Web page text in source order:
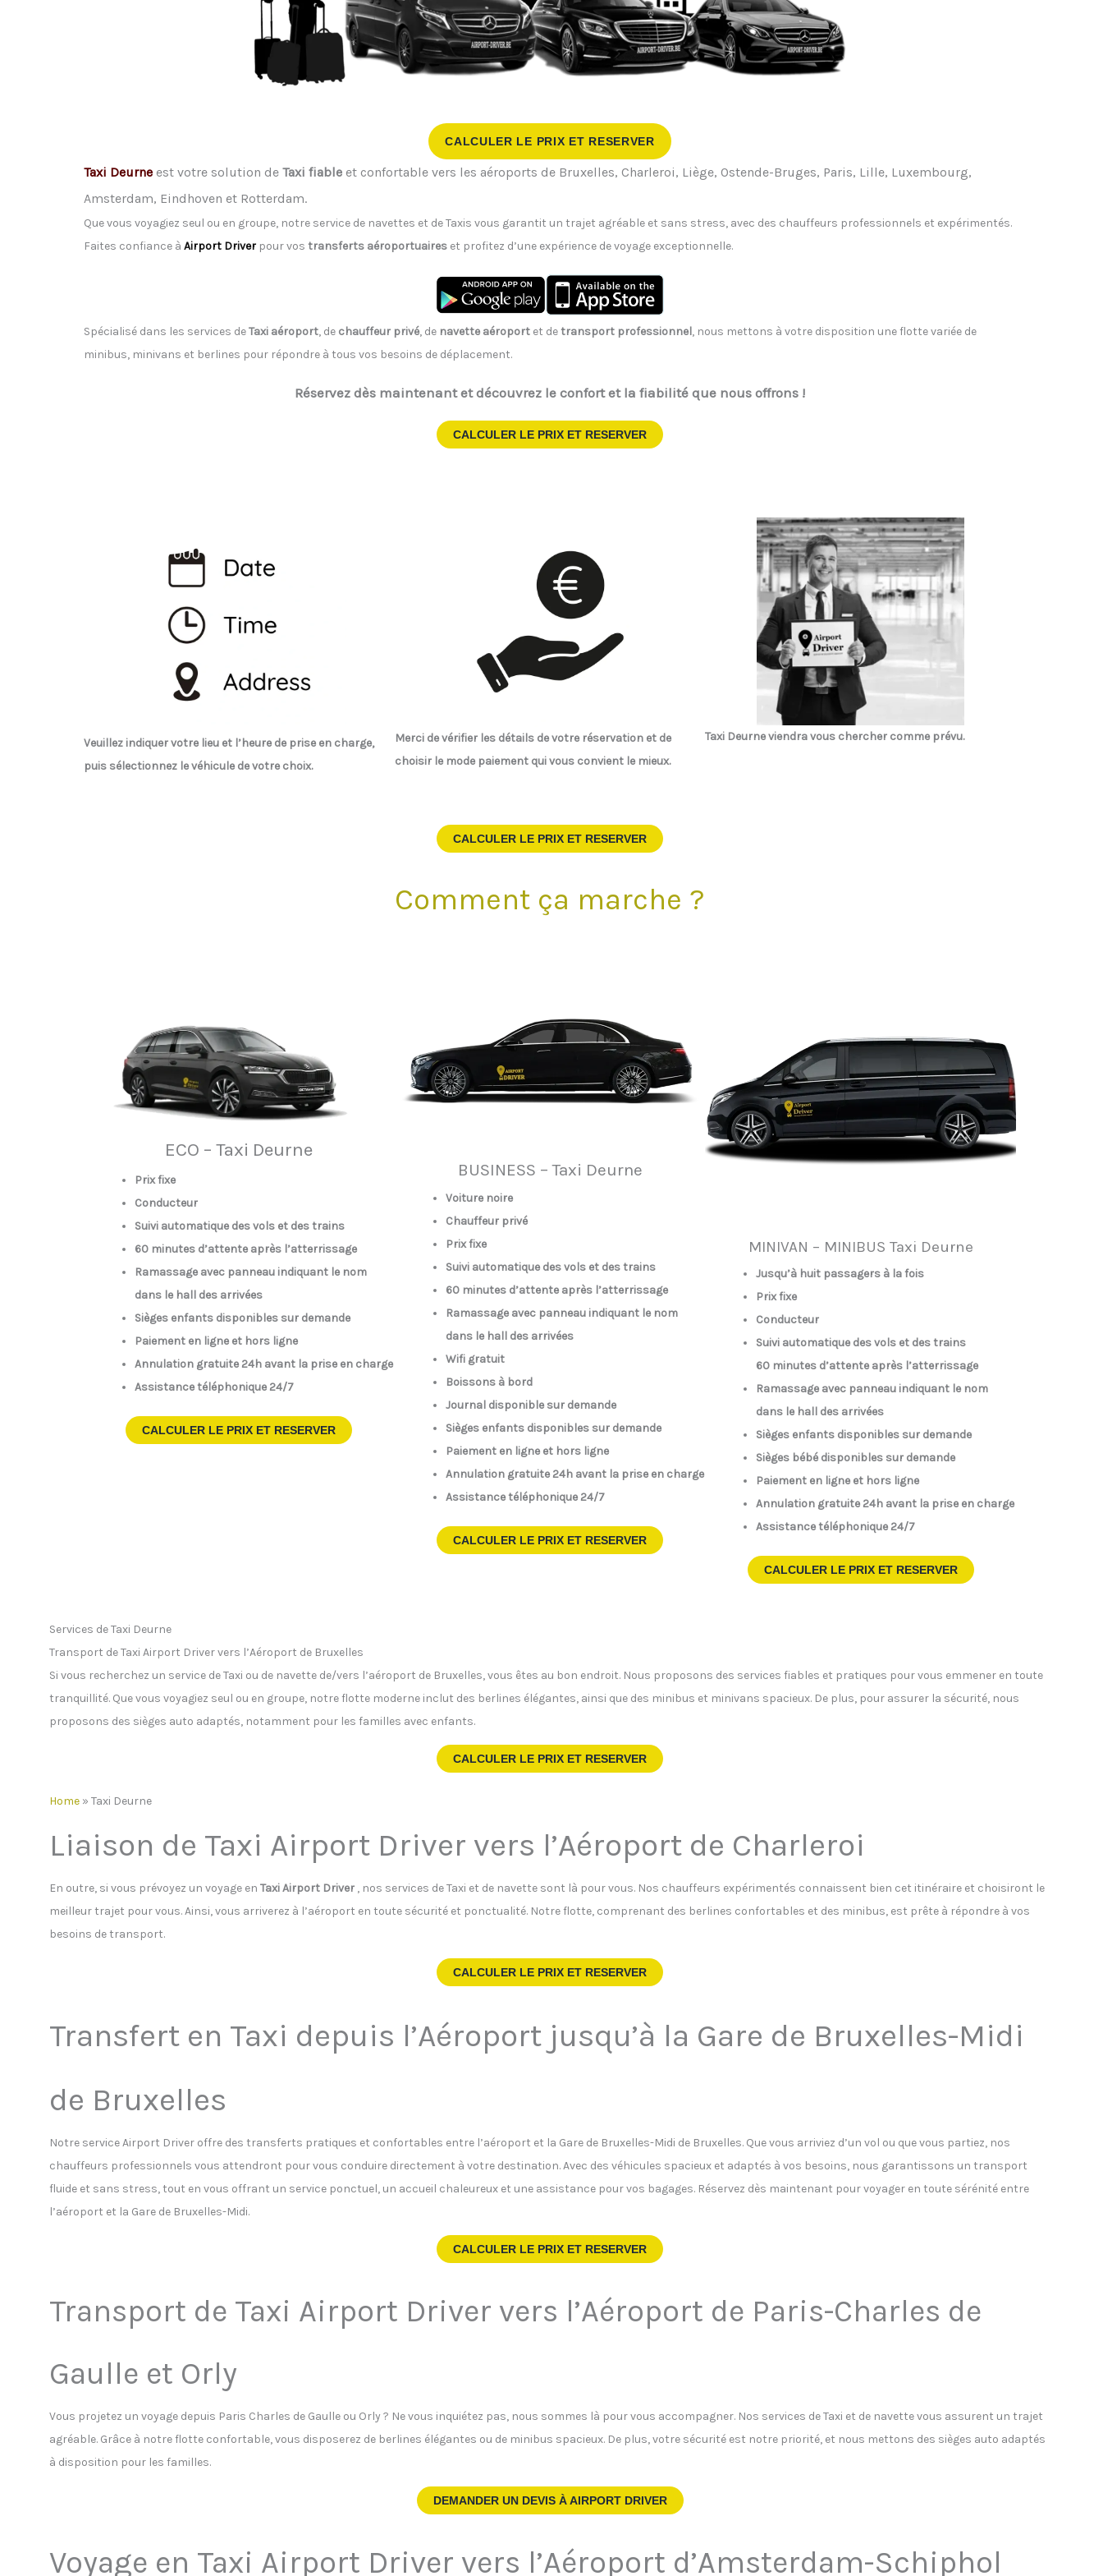
CALCULER LE PRIX ET RESERVER
Taxi Deurne est votre solution de Taxi fiable et confortable vers les aéroports de Bruxelles, Charleroi, Liège, Ostende-Bruges, Paris, Lille, Luxembourg,
Amsterdam, Eindhoven et Rotterdam.
Que vous voyagiez seul ou en groupe, notre service de navettes et de Taxis vous garantit un trajet agréable et sans stress, avec des chauffeurs professionnels et expérimentés.
Faites confiance à Airport Driver pour vos transferts aéroportuaires et profitez d’une expérience de voyage exceptionnelle.
Spécialisé dans les services deTaxi aéroport, de chauffeur privé, de navette aéroport et detransport professionnel, nous mettons à votre disposition une flotte variée de
minibus, minivans et berlines pour répondre à tous vos besoins de déplacement.
Réservez dès maintenant et découvrez le confort et la fiabilité que nous offrons !
CALCULER LE PRIX ET RESERVER
Veuillez indiquer votre lieu et l’heure de prise en charge,
puis sélectionnez le véhicule de votre choix.
Merci de vérifier les détails de votre réservation et de
choisir le mode paiement qui vous convient le mieux.
Taxi Deurneviendra vous chercher comme prévu.
CALCULER LE PRIX ET RESERVER
Comment ça marche ?
ECO – Taxi Deurne
Prix fixe
Conducteur
Suivi automatique des vols et des trains
60 minutes d’attente après l’atterrissage
Ramassage avec panneau indiquant le nom
dans le hall des arrivées
Sièges enfants disponibles sur demande
Paiement en ligne et hors ligne
Annulation gratuite 24h avant la prise en charge
Assistance téléphonique 24/7
CALCULER LE PRIX ET RESERVER
BUSINESS – Taxi Deurne
Voiture noire
Chauffeur privé
Prix fixe
Suivi automatique des vols et des trains
60 minutes d’attente après l’atterrissage
Ramassage avec panneau indiquant le nom
dans le hall des arrivées
Wifi gratuit
Boissons à bord
Journal disponible sur demande
Sièges enfants disponibles sur demande
Paiement en ligne et hors ligne
Annulation gratuite 24h avant la prise en charge
Assistance téléphonique 24/7
CALCULER LE PRIX ET RESERVER
MINIVAN – MINIBUS Taxi Deurne
Jusqu’à huit passagers à la fois
Prix fixe
Conducteur
Suivi automatique des vols et des trains
60 minutes d’attente après l’atterrissage
Ramassage avec panneau indiquant le nom
dans le hall des arrivées
Sièges enfants disponibles sur demande
Sièges bébé disponibles sur demande
Paiement en ligne et hors ligne
Annulation gratuite 24h avant la prise en charge
Assistance téléphonique 24/7
CALCULER LE PRIX ET RESERVER
Services de Taxi Deurne
Transport de Taxi Airport Driver vers l’Aéroport de Bruxelles
Si vous recherchez un service de Taxi ou de navette de/vers l’aéroport de Bruxelles, vous êtes au bon endroit. Nous proposons des services fiables et pratiques pour vous emmener en toute
tranquillité. Que vous voyagiez seul ou en groupe, notre flotte moderne inclut des berlines élégantes, ainsi que des minibus et minivans spacieux. De plus, pour assurer la sécurité, nous
proposons des sièges auto adaptés, notamment pour les familles avec enfants.
CALCULER LE PRIX ET RESERVER
Home » Taxi Deurne
Liaison de Taxi Airport Driver vers l’Aéroport de Charleroi
En outre, si vous prévoyez un voyage en Taxi Airport Driver , nos services de Taxi et de navette sont là pour vous. Nos chauffeurs expérimentés connaissent bien cet itinéraire et choisiront le
meilleur trajet pour vous. Ainsi, vous arriverez à l’aéroport en toute sécurité et ponctualité. Notre flotte, comprenant des berlines confortables et des minibus, est prête à répondre à vos
besoins de transport.
CALCULER LE PRIX ET RESERVER
Transfert en Taxi depuis l’Aéroport jusqu’à la Gare de Bruxelles-Midi
de Bruxelles
Notre service Airport Driver offre des transferts pratiques et confortables entre l’aéroport et la Gare de Bruxelles-Midi de Bruxelles. Que vous arriviez d’un vol ou que vous partiez, nos
chauffeurs professionnels vous attendront pour vous conduire directement à votre destination. Avec des véhicules spacieux et adaptés à vos besoins, nous garantissons un transport
fluide et sans stress, tout en vous offrant un service ponctuel, un accueil chaleureux et une assistance pour vos bagages. Réservez dès maintenant pour voyager en toute sérénité entre
l’aéroport et la Gare de Bruxelles-Midi.
CALCULER LE PRIX ET RESERVER
Transport de Taxi Airport Driver vers l’Aéroport de Paris-Charles de
Gaulle et Orly
Vous projetez un voyage depuis Paris Charles de Gaulle ou Orly ? Ne vous inquiétez pas, nous sommes là pour vous accompagner. Nos services de Taxi et de navette vous assurent un trajet
agréable. Grâce à notre flotte confortable, vous disposerez de berlines élégantes ou de minibus spacieux. De plus, votre sécurité est notre priorité, et nous mettons des sièges auto adaptés
à disposition pour les familles.
DEMANDER UN DEVIS ÀAIRPORT DRIVER
Voyage en Taxi Airport Driver vers l’Aéroport d’Amsterdam-Schiphol